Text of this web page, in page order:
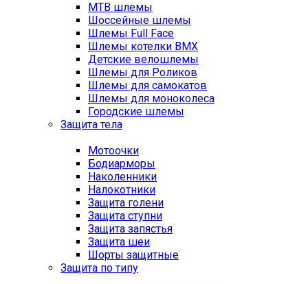
MTB шлемы
Шоссейные шлемы
Шлемы Full Face
Шлемы котелки BMX
Детские велошлемы
Шлемы для Роликов
Шлемы для самокатов
Шлемы для моноколеса
Городские шлемы
Защита тела
Мотоочки
Бодиарморы
Наколенники
Налокотники
Защита голени
Защита ступни
Защита запястья
Защита шеи
Шорты защитные
Защита по типу